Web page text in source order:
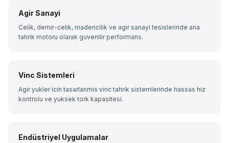
Agir Sanayi
Celik, demir-celik, madencilik ve agir sanayi tesislerinde ana
tahrik motoru olarak guvenilir performans.
Vinc Sistemleri
Agir yukler icin tasarlanmis vinc tahrik sistemlerinde hassas hiz
kontrolu ve yuksek tork kapasitesi.
Endüstriyel Uygulamalar